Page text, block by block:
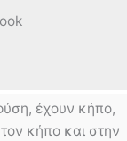
έχουν κήπο,
κήπο και στην